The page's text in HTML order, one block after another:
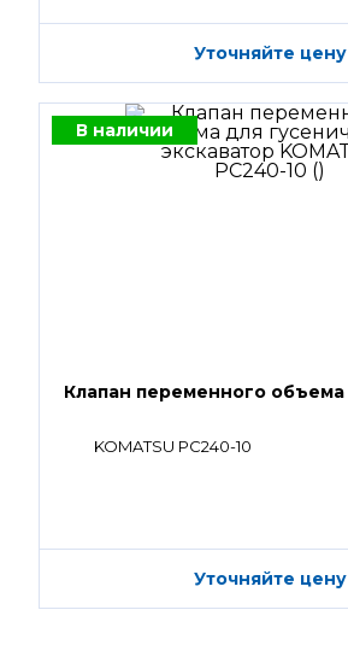
Уточняйте цену
В наличии
Клапан переменного объема
KOMATSU PC240-10
Уточняйте цену